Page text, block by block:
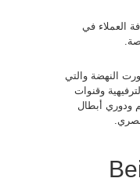
العملاء في
النهضة والتي
وقنوات
ودوري أبطال